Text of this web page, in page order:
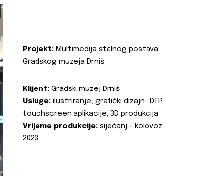
Projekt: Multimedija stalnog postava
Gradskog muzeja Drniš
Klijent: Gradski muzej Drniš
Usluge: ilustriranje, grafički dizajn i DTP,
touchscreen aplikacije, 3D produkcija
Vrijeme produkcije: siječanj - kolovoz
2023.